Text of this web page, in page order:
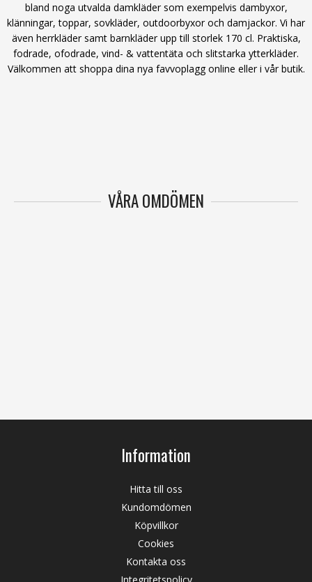
bland noga utvalda damkläder som exempelvis dambyxor,
klänningar, toppar, sovkläder, outdoorbyxor och damjackor. Vi har
även herrkläder samt barnkläder upp till storlek 170 cl. Praktiska,
fodrade, ofodrade, vind- & vattentäta och slitstarka ytterkläder.
Välkommen att shoppa dina nya favvoplagg online eller i vår butik.
VÅRA OMDÖMEN
Information
Hitta till oss
Kundomdömen
Köpvillkor
Cookies
Kontakta oss